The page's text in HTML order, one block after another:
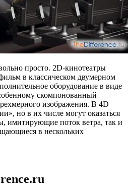
просто. 2D-кинотеатры
в классическом двумерном
оборудование в виде
скомпонованный
изображения. В 4D
но в их числе могут оказаться
имитирующие поток ветра, так и
в нескольких